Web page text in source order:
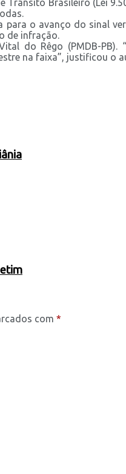
Brasileiro (Lei
o avanço do sinal
de infração.
do Rêgo (PMDB-
na faixa”, justificou o
com *